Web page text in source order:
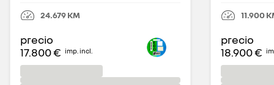
24.679KM
precio
17.800 € imp. incl.
11.900
precio
18.900 €